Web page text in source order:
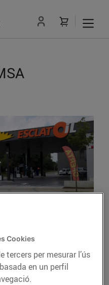
Cookies
tercers per mesurar l’ús
en un perfil